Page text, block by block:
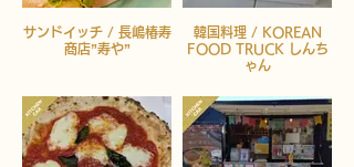
サンドイッチ / 長嶋椿寿
商店”寿や”
韓国料理 / KOREAN
FOOD TRUCK しんち
ゃん